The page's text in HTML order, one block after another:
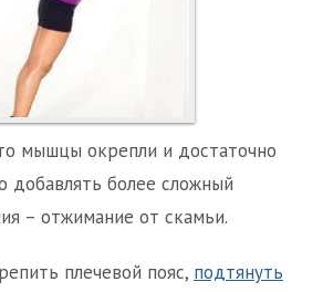
мышцы окрепли и достаточно
добавлять более сложный
– отжимание от скамьи.
плечевой пояс, подтянуть